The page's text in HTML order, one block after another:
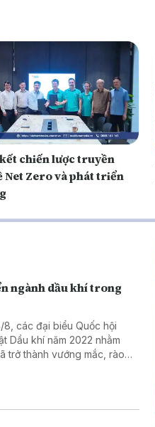
chiến lược truyền
Net Zero và phát triển
ngành dầu khí trong
các đại biểu Quốc hội
Dầu khí năm 2022 nhằm
trở thành vướng mắc, rào